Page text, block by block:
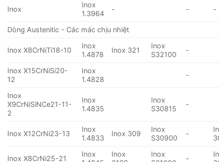
Inox
Inox
1.3964
- - -
Dòng Austenitic - Các mác chịu nhiệt
Inox X8CrNiTi18-10
Inox
1.4878
Inox 321
Inox
S32100
-
Inox X15CrNiSi20-
12
Inox
1.4828
-
Inox
X9CrNiSiNCe21-11-
2
Inox
1.4835
Inox
S30815
-
Inox X12CrNi23-13
Inox
1.4833
Inox 309
Inox
S30900
-
Inox X8CrNi25-21
Inox
Inox
Inox
-